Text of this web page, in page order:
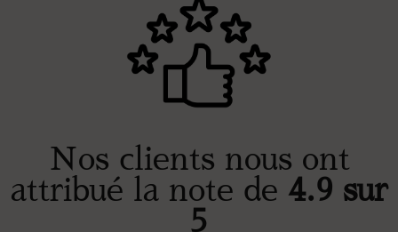
Nos clients nous ont
attribué la note de 4.9 sur
5